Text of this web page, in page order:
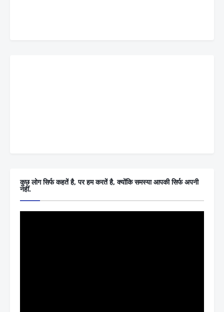
कुछ लोग सिर्फ कहतें है, पर हम करतें है, क्योंकि समस्या आपकी सिर्फ अपनी
नहीं.